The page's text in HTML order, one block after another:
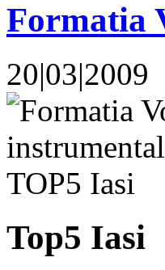
Formatia
20|03|2009
Top5 Iasi